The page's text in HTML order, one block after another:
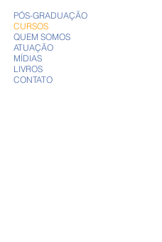
PÓS-GRADUAÇÃO
CURSOS
QUEM SOMOS
ATUAÇÃO
MÍDIAS
LIVROS
CONTATO